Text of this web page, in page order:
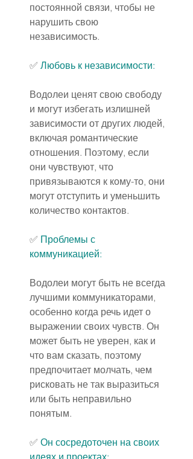
постоянной связи, чтобы не
нарушить свою
независимость.
✅ Любовь к независимости:
Водолеи ценят свою свободу
и могут избегать излишней
зависимости от других людей,
включая романтические
отношения. Поэтому, если
они чувствуют, что
привязываются к кому-то, они
могут отступить и уменьшить
количество контактов.
✅ Проблемы с
коммуникацией:
Водолеи могут быть не всегда
лучшими коммуникаторами,
особенно когда речь идет о
выражении своих чувств. Он
может быть не уверен, как и
что вам сказать, поэтому
предпочитает молчать, чем
рисковать не так выразиться
или быть неправильно
понятым.
✅ Он сосредоточен на своих